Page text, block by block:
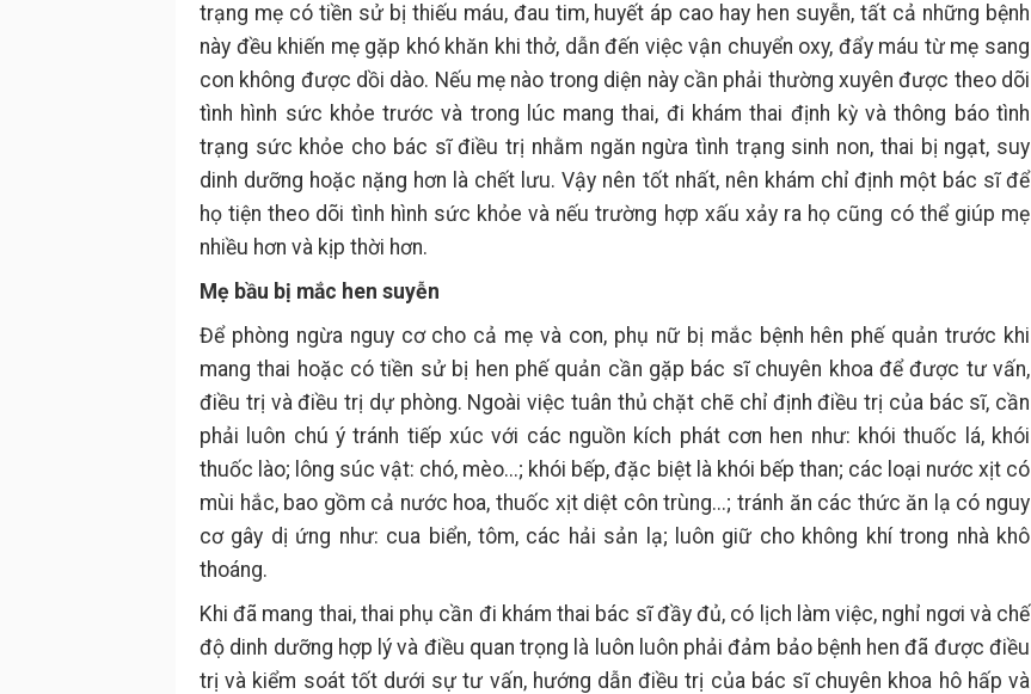
trạng mẹ có tiền sử bị thiếu máu, đau tim, huyết áp cao hay hen suyễn, tất cả những bệnh
này đều khiến mẹ gặp khó khăn khi thở, dẫn đến việc vận chuyển oxy, đẩy máu từ mẹ sang
con không được dồi dào. Nếu mẹ nào trong diện này cần phải thường xuyên được theo dõi
tình hình sức khỏe trước và trong lúc mang thai, đi khám thai định kỳ và thông báo tình
trạng sức khỏe cho bác sĩ điều trị nhằm ngăn ngừa tình trạng sinh non, thai bị ngạt, suy
dinh dưỡng hoặc nặng hơn là chết lưu. Vậy nên tốt nhất, nên khám chỉ định một bác sĩ để
họ tiện theo dõi tình hình sức khỏe và nếu trường hợp xấu xảy ra họ cũng có thể giúp mẹ
nhiều hơn và kịp thời hơn.
Mẹ bầu bị mắc hen suyễn
Để phòng ngừa nguy cơ cho cả mẹ và con, phụ nữ bị mắc bệnh hên phế quản trước khi
mang thai hoặc có tiền sử bị hen phế quản cần gặp bác sĩ chuyên khoa để được tư vấn,
điều trị và điều trị dự phòng. Ngoài việc tuân thủ chặt chẽ chỉ định điều trị của bác sĩ, cần
phải luôn chú ý tránh tiếp xúc với các nguồn kích phát cơn hen như: khói thuốc lá, khói
thuốc lào; lông súc vật: chó, mèo...; khói bếp, đặc biệt là khói bếp than; các loại nước xịt có
mùi hắc, bao gồm cả nước hoa, thuốc xịt diệt côn trùng...; tránh ăn các thức ăn lạ có nguy
cơ gây dị ứng như: cua biển, tôm, các hải sản lạ; luôn giữ cho không khí trong nhà khô
thoáng.
Khi đã mang thai, thai phụ cần đi khám thai bác sĩ đầy đủ, có lịch làm việc, nghỉ ngơi và chế
độ dinh dưỡng hợp lý và điều quan trọng là luôn luôn phải đảm bảo bệnh hen đã được điều
trị và kiểm soát tốt dưới sự tư vấn, hướng dẫn điều trị của bác sĩ chuyên khoa hô hấp và